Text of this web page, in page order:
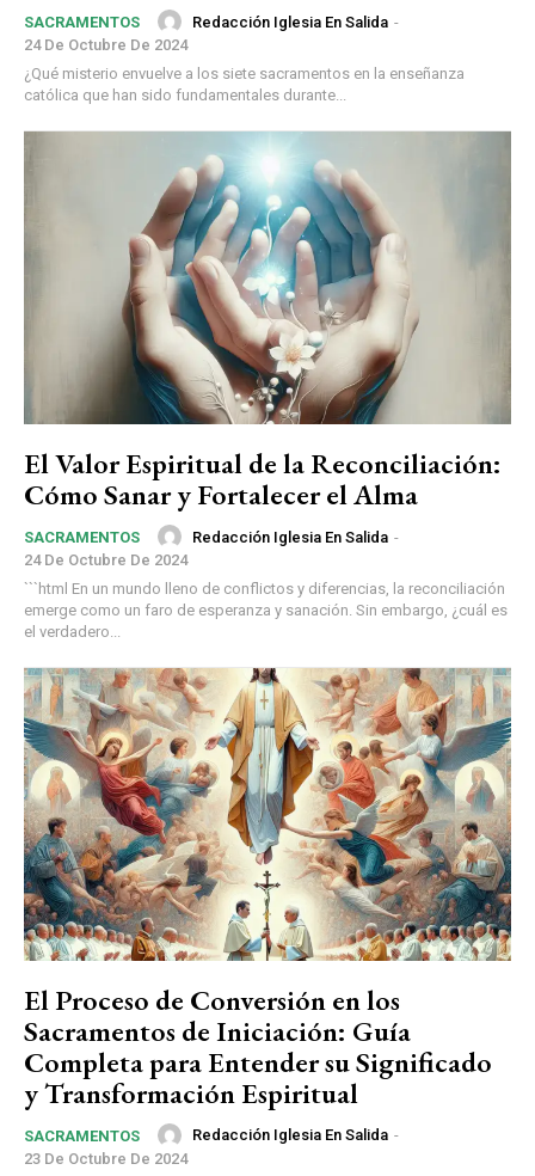
SACRAMENTOS Redacción Iglesia En Salida -
24 De Octubre De 2024
¿Qué misterio envuelve a los siete sacramentos en la enseñanza
católica que han sido fundamentales durante...
El Valor Espiritual de la Reconciliación:
Cómo Sanar y Fortalecer el Alma
SACRAMENTOS Redacción Iglesia En Salida -
24 De Octubre De 2024
```html En un mundo lleno de conflictos y diferencias, la reconciliación
emerge como un faro de esperanza y sanación. Sin embargo, ¿cuál es
el verdadero...
El Proceso de Conversión en los
Sacramentos de Iniciación: Guía
Completa para Entender su Significado
y Transformación Espiritual
SACRAMENTOS Redacción Iglesia En Salida -
23 De Octubre De 2024